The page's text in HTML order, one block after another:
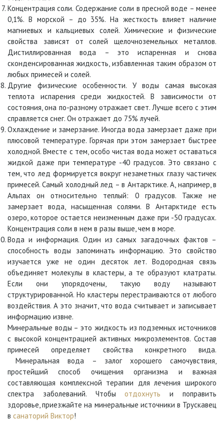
Концентрация соли. Содержание соли в пресной воде – менее
0,1%. В морской – до 35%. На жесткость влияет наличие
магниевых и кальциевых солей. Химические и физические
свойства зависят от солей щелочноземельных металлов.
Дистиллированная вода – это испаренная и снова
сконденсированная жидкость, избавленная таким образом от
любых примесей и солей.
Другие физические особенности. У воды самая высокая
теплота испарения среди жидкостей. В зависимости от
состояния, она по-разному отражает свет. Лучше всего с этим
справляется снег. Он отражает до 75% лучей.
Охлаждение и замерзание. Иногда вода замерзает даже при
плюсовой температуре. Горячая при этом замерзает быстрее
холодной. Вместе с тем, особо чистая вода может оставаться
жидкой даже при температуре -40 градусов. Это связано с
тем, что лед формируется вокруг незаметных глазу частичек
примесей. Самый холодный лед – в Антарктике. А, например, в
Альпах он относительно теплый: 0 градусов. Также не
замерзает вода, насыщенная солями. В Антарктиде есть
озеро, которое остается неизменным даже при -50 градусах.
Концентрация соли в нем в разы выше, чем в море.
Вода и информация. Один из самых загадочных фактов –
способность воды запоминать информацию. Это свойство
изучается уже не один десяток лет. Водородная связь
объединяет молекулы в кластеры, а те образуют клатраты.
Если они упорядочены, такую воду называют
структурированной. Но кластеры перестраиваются от любого
воздействия. А это значит, что вода считывает и записывает
информацию извне.
Минеральные воды – это жидкость из подземных источников
с высокой концентрацией активных микроэлементов. Состав
примесей определяет свойства конкретного вида.
Минеральная вода – залог хорошего самочувствия,
простейший способ очищения организма и важная
составляющая комплексной терапии для лечения широкого
спектра заболеваний. Чтобыотдохнуть и поправить
здоровье, приезжайте на минеральные источники в Трускавец
в санаторий Виктор!